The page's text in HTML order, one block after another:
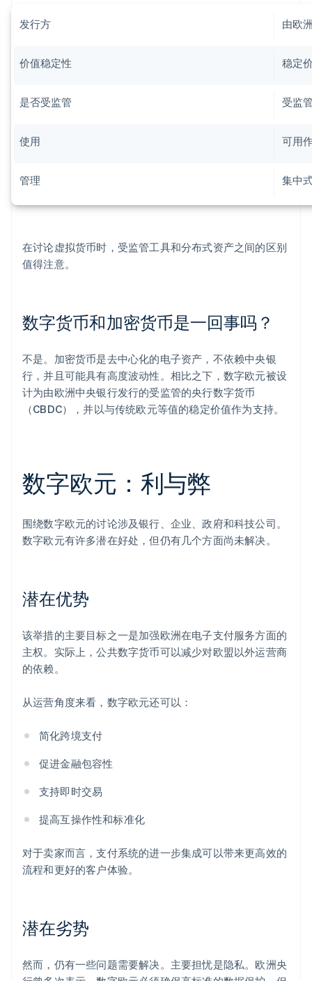
发行方 由欧
价值稳定性 稳定
是否受监管 受监
使用 可用
管理 集中
在讨论虚拟货币时，受监管工具和分布式资产之间的区别
值得注意。
数字货币和加密货币是一回事吗？
不是。加密货币是去中心化的电子资产，不依赖中央银
行，并且可能具有高度波动性。相比之下，数字欧元被设
计为由欧洲中央银行发行的受监管的央行数字货币
（CBDC），并以与传统欧元等值的稳定价值作为支持。
数字欧元：利与弊
围绕数字欧元的讨论涉及银行、企业、政府和科技公司。
数字欧元有许多潜在好处，但仍有几个方面尚未解决。
潜在优势
该举措的主要目标之一是加强欧洲在电子支付服务方面的
主权。实际上，公共数字货币可以减少对欧盟以外运营商
的依赖。
从运营角度来看，数字欧元还可以：
简化跨境支付
促进金融包容性
支持即时交易
提高互操作性和标准化
对于卖家而言，支付系统的进一步集成可以带来更高效的
流程和更好的客户体验。
潜在劣势
然而，仍有一些问题需要解决。主要担忧是隐私。欧洲央